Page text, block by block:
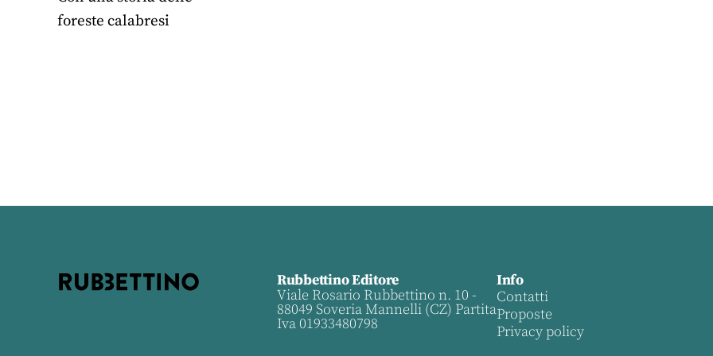
foreste calabresi
Rubbettino Editore
Viale Rosario Rubbettino n. 10 -
88049 Soveria Mannelli (CZ) Partita
Iva 01933480798
Info
Contatti
Proposte
Privacy policy